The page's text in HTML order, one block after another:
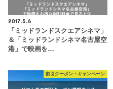
2017.5.6
「ミッドランドスクエアシネマ」
＆「ミッドランドシネマ名古屋空
港」で映画を…
割引クーポン・キャンペーン